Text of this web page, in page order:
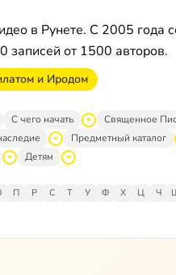
в Рунете. С 2005 года
от 1500 авторов.
и Иродом
С чего начать
Священное
Предметный каталог
Детям
П Р С Т У Ф Х Ц Ч